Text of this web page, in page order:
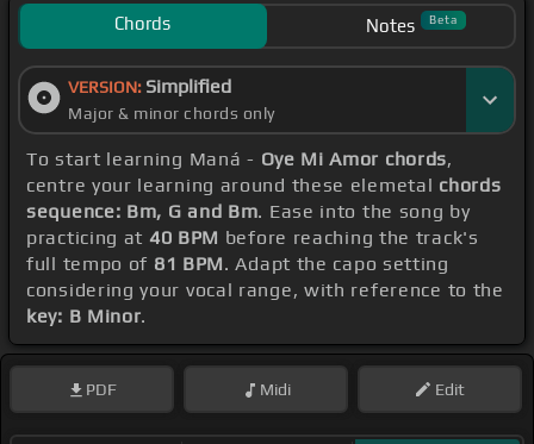
Chords Notes Beta
VERSION: Simplified
Major & minor chords only
To start learning Maná - Oye Mi Amor chords,
centre your learning around these elemetal chords
sequence: Bm, G and Bm. Ease into the song by
practicing at 40 BPM before reaching the track's
full tempo of 81 BPM. Adapt the capo setting
considering your vocal range, with reference to the
key: B Minor.
PDF Midi Edit